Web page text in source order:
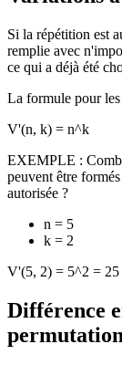
Si la répétition est
remplie avec
ce qui a déjà été
La formule pour
V'(n, k) = n^k
EXEMPLE :
peuvent être
autorisée ?
n = 5
k = 2
V'(5, 2) = 5^2 = 25
Différence